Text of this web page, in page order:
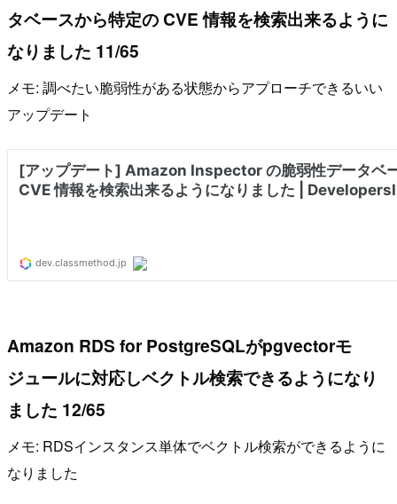
タベースから特定の CVE 情報を検索出来るように
なりました 11/65
メモ: 調べたい脆弱性がある状態からアプローチできるいい
アップデート
Amazon RDS for PostgreSQLがpgvectorモ
ジュールに対応しベクトル検索できるようになり
ました 12/65
メモ: RDSインスタンス単体でベクトル検索ができるように
なりました